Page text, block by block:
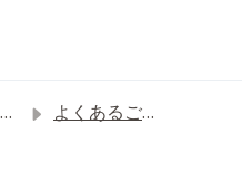
よくあるご質問